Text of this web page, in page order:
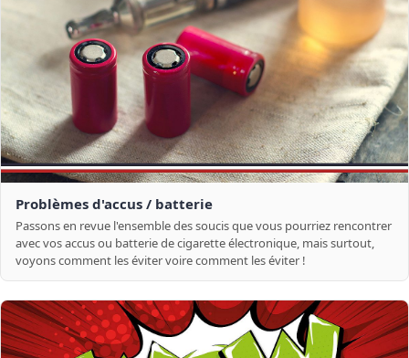
Problèmes d'accus / batterie
Passons en revue l'ensemble des soucis que vous pourriez rencontrer
avec vos accus ou batterie de cigarette électronique, mais surtout,
voyons comment les éviter voire comment les éviter !